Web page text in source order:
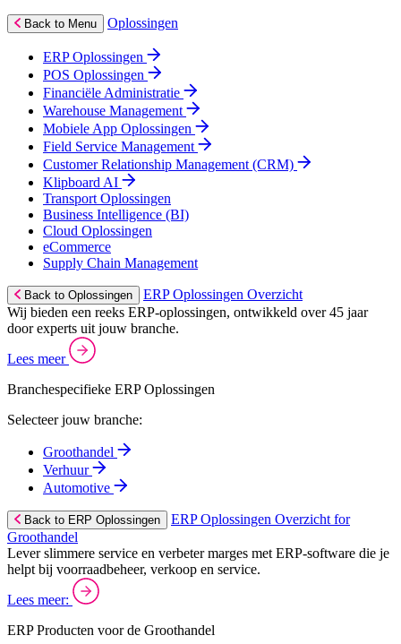
Back to Menu Oplossingen
ERP Oplossingen
POS Oplossingen
Financiële Administratie
Warehouse Management
Mobiele App Oplossingen
Field Service Management
Customer Relationship Management (CRM)
Klipboard AI
Transport Oplossingen
Business Intelligence (BI)
Cloud Oplossingen
eCommerce
Supply Chain Management
Back to Oplossingen
ERP Oplossingen Overzicht
Wij bieden een reeks ERP-oplossingen, ontwikkeld over 45 jaar
door experts uit jouw branche.
Lees meer
Branchespecifieke ERP Oplossingen
Selecteer jouw branche:
Groothandel
Verhuur
Automotive
Back to ERP Oplossingen
ERP Oplossingen Overzicht for
Groothandel
Lever slimmere service en verbeter marges met ERP-software die je
helpt bij voorraadbeheer, verkoop en service.
Lees meer:
ERP Producten voor de Groothandel